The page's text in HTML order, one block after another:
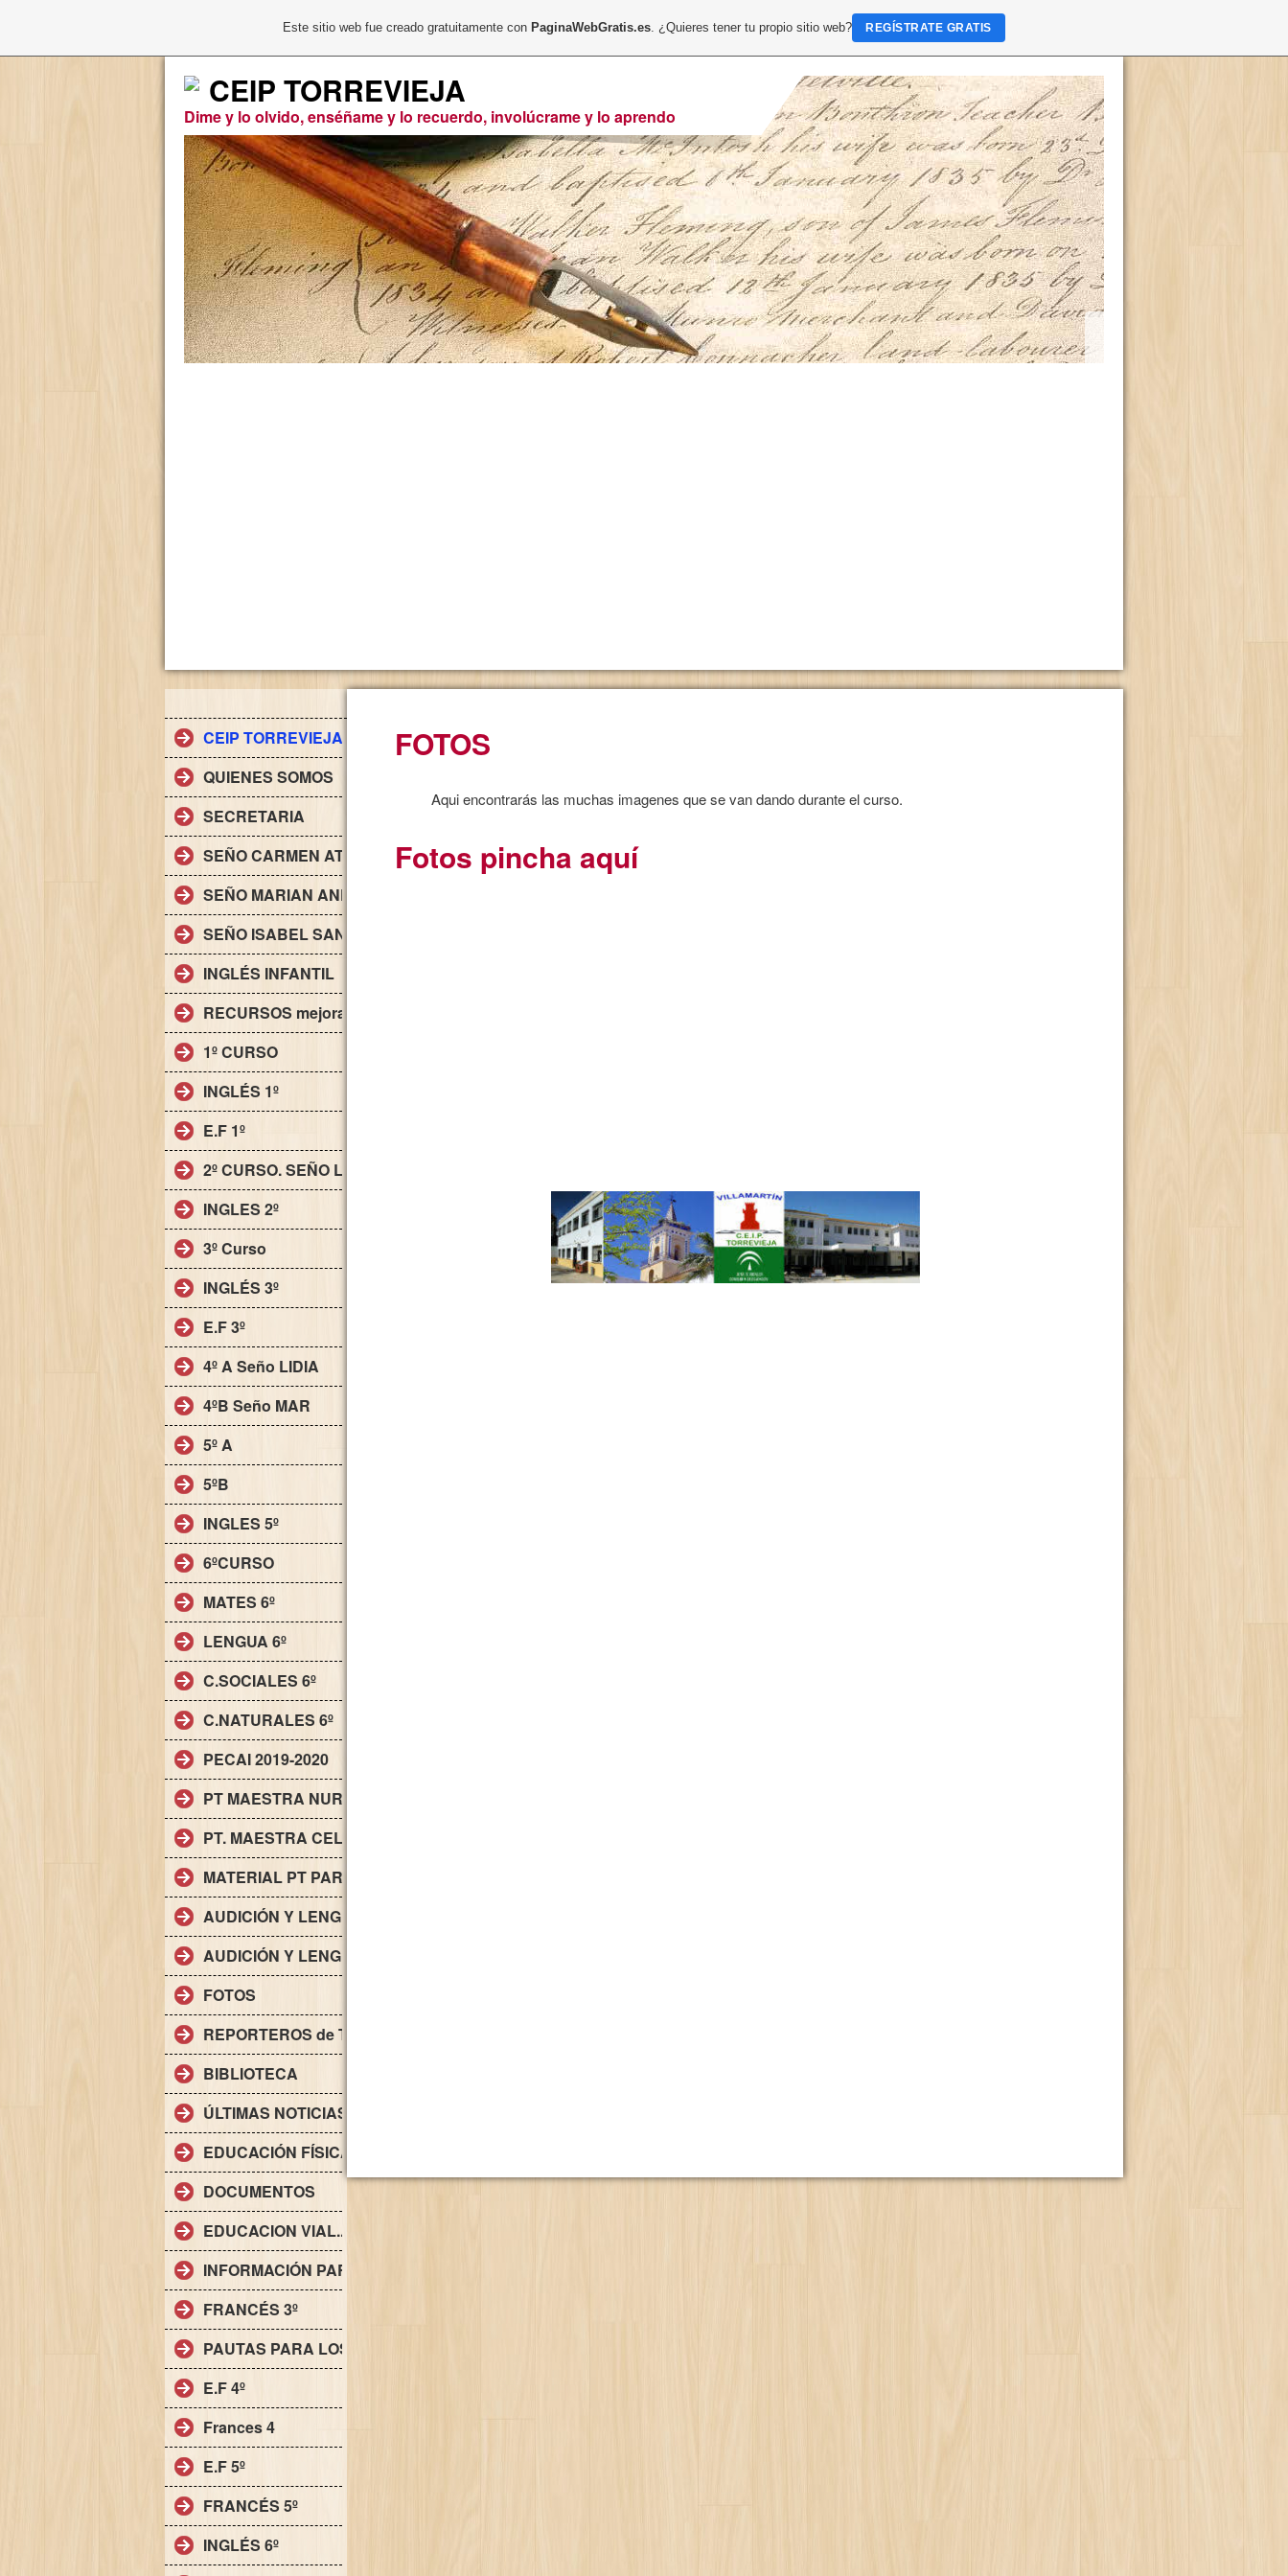
CEIP TORREVIEJA
Dime y lo olvido, enséñame y lo recuerdo, involúcrame y lo aprendo
CEIP TORREVIEJA
QUIENES SOMOS
SECRETARIA
SEÑO CARMEN ATIENZA. INFANTIL 3 AÑOS.
SEÑO MARIAN ANDRADES. INFANTIL 4 AÑOS
SEÑO ISABEL SANTANA. INFANTIL 5 AÑOS.
INGLÉS INFANTIL
RECURSOS mejora y ampliación
1º CURSO
INGLÉS 1º
E.F 1º
2º CURSO. SEÑO LAURA
INGLES 2º
3º Curso
INGLÉS 3º
E.F 3º
4º A Seño LIDIA
4ºB Seño MAR
5º A
5ºB
INGLES 5º
6ºCURSO
MATES 6º
LENGUA 6º
C.SOCIALES 6º
C.NATURALES 6º
PECAI 2019-2020
PT MAESTRA NURIA CHACÓN
PT. MAESTRA CELIA SÁNCHEZ
MATERIAL PT PARA ALUMNADO INFANTIL
AUDICIÓN Y LENGUAJE. AL DEL EOE. LAURA ÁLAMO ROMERO
AUDICIÓN Y LENGUAJE. AL ANA GARCÍA SÁNCHEZ
FOTOS
REPORTEROS de Torrevieja
BIBLIOTECA
ÚLTIMAS NOTICIAS
EDUCACIÓN FÍSICA
DOCUMENTOS
EDUCACION VIAL..
INFORMACIÓN PARA LAS FAMILIAS
FRANCÉS 3º
PAUTAS PARA LOS CUADERNOS
E.F 4º
Frances 4
E.F 5º
FRANCÉS 5º
INGLÉS 6º
FOTOS
Aqui encontrarás las muchas imagenes que se van dando durante el curso.
Fotos pincha aquí
Este sitio web fue creado gratuitamente con PaginaWebGratis.es. ¿Quieres tener tu propio sitio web? REGÍSTRATE GRATIS